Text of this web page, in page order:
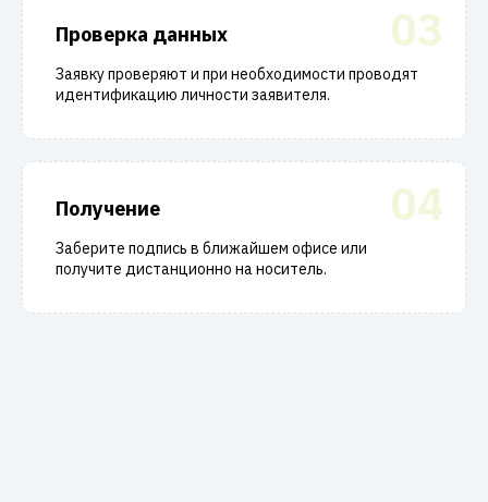
03
Проверка данных
Заявку проверяют и при необходимости проводят
идентификацию личности заявителя.
04
Получение
Заберите подпись в ближайшем офисе или
получите дистанционно на носитель.